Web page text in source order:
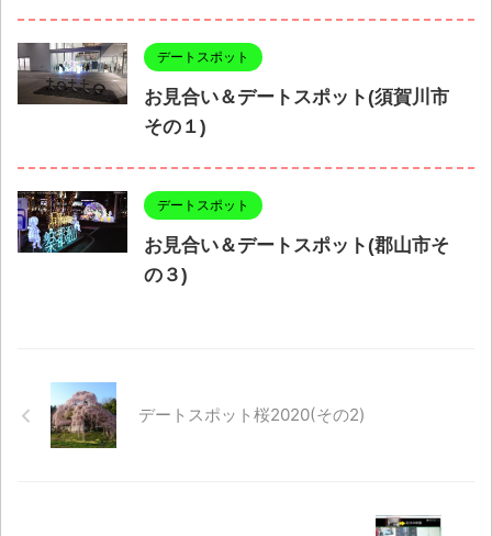
デートスポット
お見合い＆デートスポット(須賀川市
その１)
デートスポット
お見合い＆デートスポット(郡山市そ
の３)
デートスポット桜2020(その2)